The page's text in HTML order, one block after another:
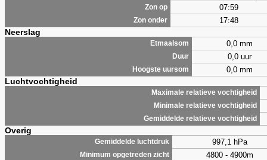
Zon op 07:59
Zon onder 17:48
Neerslag
Etmaalsom 0,0 mm
Duur 0,0 uur
Hoogste uursom 0,0 mm
Luchtvochtigheid
Maximale relatieve vochtigheid
Minimale relatieve vochtigheid
Gemiddelde relatieve vochtigheid
Overig
Gemiddelde luchtdruk 997,1 hPa
Minimum opgetreden zicht 4800 - 4900m